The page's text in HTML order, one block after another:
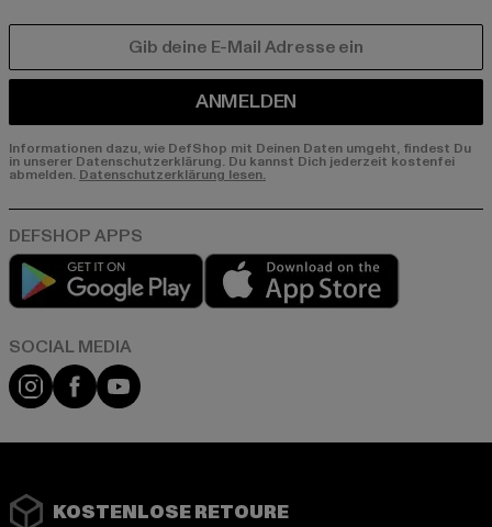
ANMELDEN
Informationen dazu, wie DefShop mit Deinen Daten umgeht, findest Du
in unserer Datenschutzerklärung. Du kannst Dich jederzeit kostenfei
abmelden. Datenschutzerklärung lesen.
Play market
Instagram
FacebookYouTube
KOSTENLOSE RETOURE